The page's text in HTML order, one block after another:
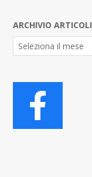
ARCHIVIO ARTICOLI
Archivio
Articoli